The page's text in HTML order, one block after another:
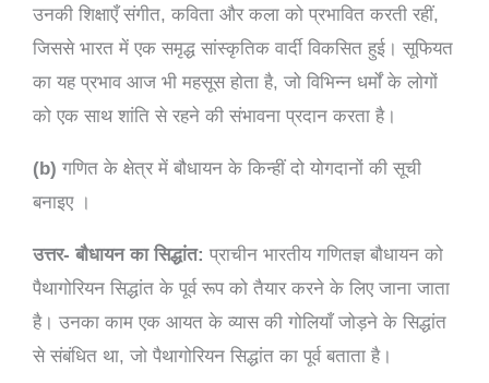
उनकी शिक्षाएँ संगीत, कविता और कला को प्रभावित करती रहीं,
जिससे भारत में एक समृद्ध सांस्कृतिक वार्दी विकसित हुई। सूफियत
का यह प्रभाव आज भी महसूस होता है, जो विभिन्न धर्मों के लोगों
को एक साथ शांति से रहने की संभावना प्रदान करता है।
(b) गणित के क्षेत्र में बौधायन के किन्हीं दो योगदानों की सूची
बनाइए ।
उत्तर- बौधायन का सिद्धांत: प्राचीन भारतीय गणितज्ञ बौधायन को
पैथागोरियन सिद्धांत के पूर्व रूप को तैयार करने के लिए जाना जाता
है। उनका काम एक आयत के व्यास की गोलियाँ जोड़ने के सिद्धांत
से संबंधित था, जो पैथागोरियन सिद्धांत का पूर्व बताता है।